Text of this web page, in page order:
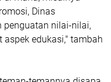
Dinas
penguatan nilai-nilai,
edukasi," tambah